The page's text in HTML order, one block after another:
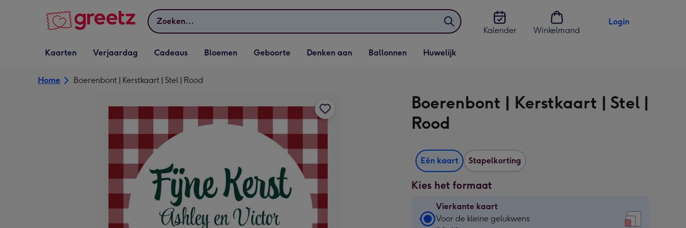
Zoeken
Kalender
Winkelmand
Login
Vervolgkeuzelijst
Kaarten openen
Kaarten
Vervolgkeuzelijst
Verjaardag openen
Verjaardag
Vervolgkeuzelijst
Cadeaus openen
Cadeaus
Vervolgkeuzelijst
Bloemen openen
Bloemen
Vervolgkeuzelijst
Geboorte openen
Geboorte
Vervolgkeuzelijst
Denken aan openen
Denken aan
Vervolgkeuzelijst
Ballonnen openen
Ballonnen
Vervolgkeuzelijst
Huwelijk openen
Huwelijk
Home Boerenbont | Kerstkaart | Stel | Rood
Boerenbont | Kerstkaart | Stel |
Rood
Eén kaart Stapelkorting
Kies het formaat
Vierkante kaart
Vierkante
Voor de kleine gelukwens